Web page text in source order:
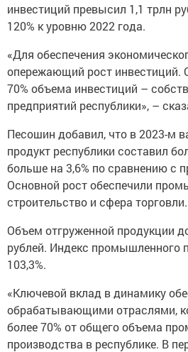
инвестиций превысил 1,1 трлн
120% к уровню 2022 года.
«Для обеспечения
опережающий рост инвестиций.
70% объема инвестиций –
предприятий республики», –
Песошин добавил, что в 2023-м
продукт республики составил
больше на 3,6% по сравнению с
Основной рост обеспечили
строительство и сфера торговли.
Объем отгруженной продукции
рублей. Индекс промышленного
103,3%.
«Ключевой вклад в динамику
обрабатывающими отраслями,
более 70% от общего объема
производства в республике. В